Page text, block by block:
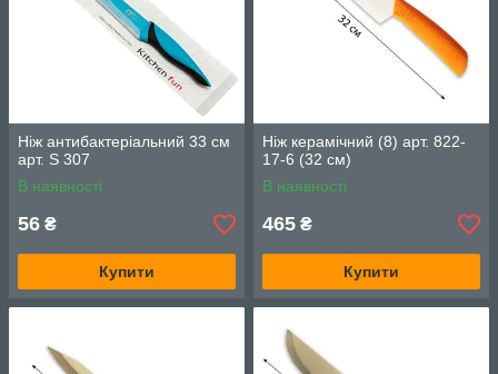
Ніж антибактеріальний 33 см
арт. S 307
В наявності
56 ₴
Купити
Ніж керамічний (8) арт. 822-
17-6 (32 см)
В наявності
465 ₴
Купити